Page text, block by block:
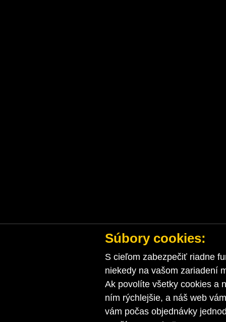
Súbory cookies:
S cieľom zabezpečiť riadne
niekedy na vašom zariadení
Ak povolíte všetky cookies a
ním rýchlejšie, a náš web
vám počas objednávky